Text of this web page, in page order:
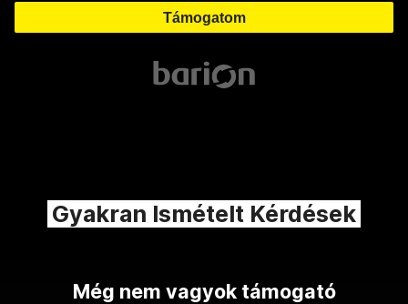
Gyakran Ismételt Kérdések
Még nem vagyok támogató